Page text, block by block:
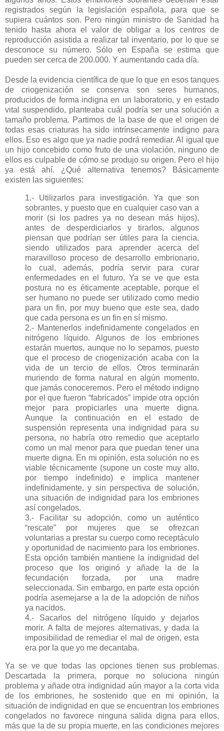
registrados según la legislación española, para que se
supiera cuántos son. Pero ningún ministro de Sanidad ha
tenido hasta ahora el valor de obligar a los centros de
reproducción asistida a realizar tal inventario, por lo que se
desconoce su número. Sólo en España se estima que
pueden ser cerca de 200.000. Y aumentando cada día.
Desde la evidencia científica de que lo que en esos tanques
de criogenización se conserva son seres humanos,
producidos de forma indigna en un laboratorio, y en estado
vital suspendido, planteaba cuál podría ser una solución a
tamaño problema. Partimos de la base de que el origen de
todas esas criaturas ha sido intrínsecamente indigno para
ellos. Eso es algo que ya nadie podrá remediar. Al igual que
un hijo concebido como fruto de una violación, ninguno de
ellos es culpable de cómo se produjo su origen. Pero el hijo
ya está ahí. ¿Qué alternativa tenemos? Básicamente
existen las siguientes:
1.- Utilizarlos para investigación. Ya que son
sobrantes, y puesto que en cualquier caso van a
morir (si los padres ya no desean más hijos),
antes de desperdiciarlos y tirarlos, algunos
piensan que podrían ser útiles para la ciencia,
siendo utilizados para aprender acerca del
maravilloso proceso de desarrollo embrionario,
lo cual, además, podría servir para curar
enfermedades en el futuro. Ya se ve que esta
postura no es éticamente aceptable, porque el
ser humano no puede ser utilizado como medio
para un fin, por muy bueno que este sea, dado
que cada persona es un fin en sí mismo.
2.- Mantenerlos indefinidamente congelados en
nitrógeno líquido. Algunos de los embriones
estarán muertos, aunque no lo sepamos, puesto
que el proceso de criogenización acaba con la
vida de un tercio de ellos. Otros terminarán
muriendo de forma natural en algún momento,
que jamás conoceremos. Pero el método indigno
por el que fueron “fabricados” impide otra opción
mejor para propiciarles una muerte digna.
Aunque la continuación en el estado de
suspensión representa una indignidad para su
persona, no habría otro remedio que aceptarlo
como un mal menor para que puedan tener una
muerte digna. En mi opinión, esta solución no es
viable técnicamente (supone un coste muy alto,
por tiempo indefinido) e implica mantener
indefinidamente, y sin perspectiva de solución,
una situación de indignidad para los embriones
así congelados.
3.- Facilitar su adopción, como un auténtico
“rescate” por mujeres que se ofrezcan
voluntarias a prestar su cuerpo como receptáculo
y oportunidad de nacimiento para los embriones.
Esta opción también mantiene la indignidad del
proceso que los originó y añade la de la
fecundación forzada, por una madre
seleccionada. Sin embargo, en parte esta opción
podría asemejarse a la de la adopción de niños
ya nacidos.
4.- Sacarlos del nitrógeno líquido y dejarlos
morir. A falta de mejores alternativas, y dada la
imposibilidad de remediar el mal de origen, esta
era por la que yo me decantaba.
Ya se ve que todas las opciones tienen sus problemas.
Descartada la primera, porque no soluciona ningún
problema y añade otra indignidad aún mayor a la corta vida
de los embriones, he sostenido que en mi opinión, la
situación de indignidad en que se encuentran los embriones
congelados no favorece ninguna salida digna para ellos,
más que la de su propia muerte, en las condiciones mejores